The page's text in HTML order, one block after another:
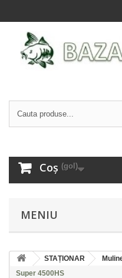
Coș (gol)
MENIU
STAȚIONAR
Super 4500HS